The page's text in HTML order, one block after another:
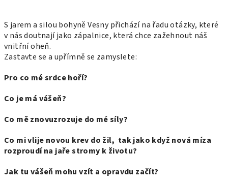
S jarem a silou bohyně Vesny přichází na řadu otázky, které
v nás doutnají jako zápalnice, která chce zažehnout náš
vnitřní oheň.
Zastavte se a upřímně se zamyslete:
Pro co mé srdce hoří?
Co je má vášeň?
Co mě znovuzrozuje do mé síly?
Co mi vlije novou krev do žil, tak jako když nová míza
rozproudí na jaře stromy k životu?
Jak tu vášeň mohu vzít a opravdu začít?